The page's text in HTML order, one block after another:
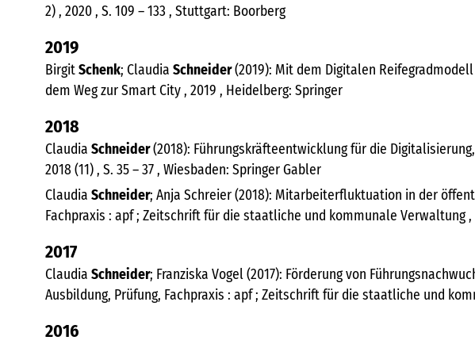
2) , 2020 , S. 109 – 133 , Stuttgart: Boorberg
2019
BirgitSchenk; Claudia Schneider(2019): Mit dem Digitalen
dem Weg zur Smart City , 2019 , Heidelberg: Springer
2018
Claudia Schneider(2018): Führungskräfteentwicklung für die
2018 (11) , S. 35 – 37 , Wiesbaden: Springer Gabler
Claudia Schneider; Anja Schreier (2018): Mitarbeiterfluktuation in der
Fachpraxis : apf ; Zeitschrift für die staatliche und kommunale Verwaltung ,
2017
Claudia Schneider; Franziska Vogel (2017): Förderung von
Ausbildung, Prüfung, Fachpraxis : apf ; Zeitschrift für die staatliche und
2016